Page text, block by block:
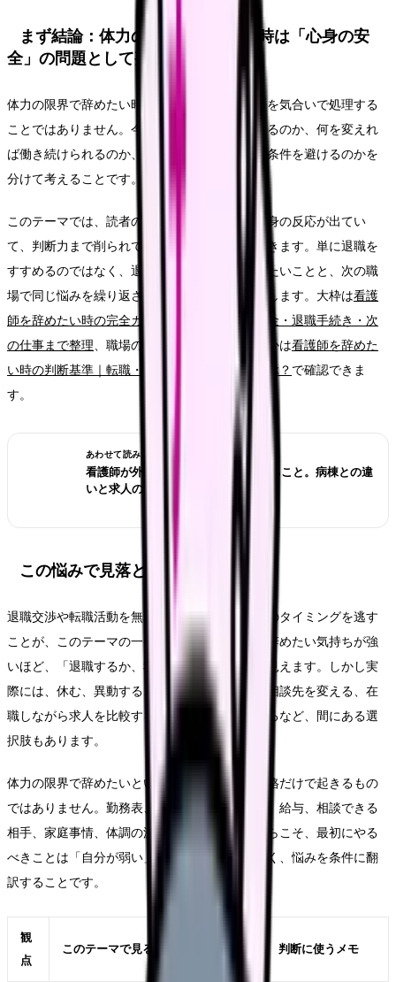
まず結論：体力の限界で辞めたい時は「心身の安
全」の問題として整理する
体力の限界で辞めたい時に大切なのは、つらさを気合いで処理する
ことではありません。今の職場で何が起きているのか、何を変えれ
ば働き続けられるのか、離れるなら次にどんな条件を避けるのかを
分けて考えることです。
このテーマでは、読者の中心を「出勤前から心身の反応が出てい
て、判断力まで削られている看護師さん」に置きます。単に退職を
すすめるのではなく、退職届を書く前に確認したいことと、次の職
場で同じ悩みを繰り返さないための条件を整理します。大枠は看護
師を辞めたい時の完全ガイド。限界サイン・お金・退職手続き・次
の仕事まで整理 、職場の問題かキャリアの問題かは看護師を辞めた
い時の判断基準｜転職・休職・異動のどれを選ぶ？ で確認できま
す。
あわせて読みたい
看護師が外来へ転職する前に確認すること。病棟との違
いと求人の見方
この悩みで見落としやすいリスク
退職交渉や転職活動を無理に進め、休養や受診のタイミングを逃す
ことが、このテーマの一番大きなリスクです。辞めたい気持ちが強
いほど、「退職するか、我慢するか」の二択に見えます。しかし実
際には、休む、異動する、勤務形態を変える、相談先を変える、在
職しながら求人を比較する、退職時期を調整するなど、間にある選
択肢もあります。
体力の限界で辞めたいという悩みは、本人の性格だけで起きるもの
ではありません。勤務表、教育体制、人員配置、給与、相談できる
相手、家庭事情、体調の波が重なります。だからこそ、最初にやる
べきことは「自分が弱い」と決めることではなく、悩みを条件に翻
訳することです。
観
点
このテーマで見ること 判断に使うメモ